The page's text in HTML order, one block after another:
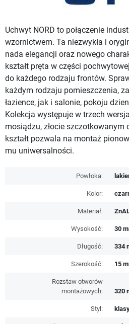
Uchwyt NORD to połączenie
wzornictwem. Ta niezwykła i
nada elegancji oraz nowego
kształt pręta w części
do każdego rodzaju frontów.
każdym rodzaju pomieszczenia,
łazience, jak i salonie, pokoju
Kolekcja występuje w trzech
mosiądzu, złocie
kształt pozwala na montaż
mu uniwersalności.
Powłoka:
Kolor:
Materiał:
Wysokość: 30
Długość: 334
Szerokość: 15
Rozstaw otworów
montażowych:
320
Styl: